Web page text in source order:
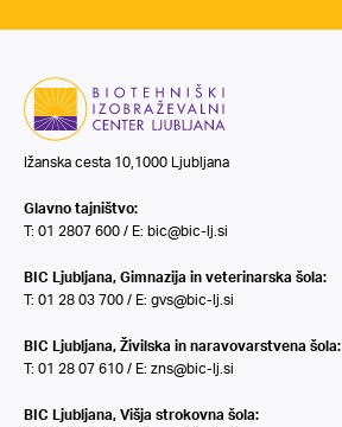
Ižanska cesta 10,1000 Ljubljana
Glavno tajništvo:
T: 01 2807 600 / E: bic@bic-lj.si
BIC Ljubljana, Gimnazija in veterinarska šola:
T: 01 28 03 700 / E: gvs@bic-lj.si
BIC Ljubljana, Živilska in naravovarstvena šola:
T: 01 28 07 610 / E: zns@bic-lj.si
BIC Ljubljana, Višja strokovna šola: